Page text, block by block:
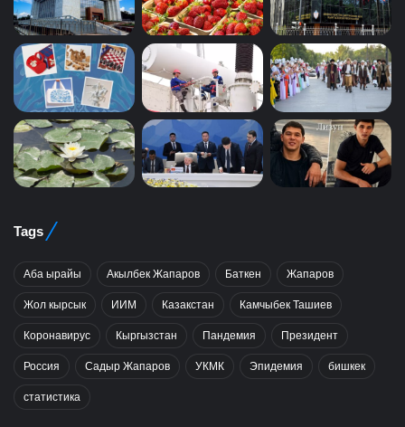
Tags
Аба ырайы Акылбек Жапаров Баткен Жапаров
Жол кырсык ИИМ Казакстан Камчыбек Ташиев
Коронавирус Кыргызстан Пандемия Президент
Россия Садыр Жапаров УКМК Эпидемия бишкек
статистика